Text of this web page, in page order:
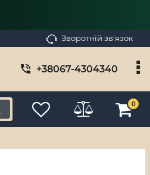
Зворотній зв'язок
+38067-4304340
0